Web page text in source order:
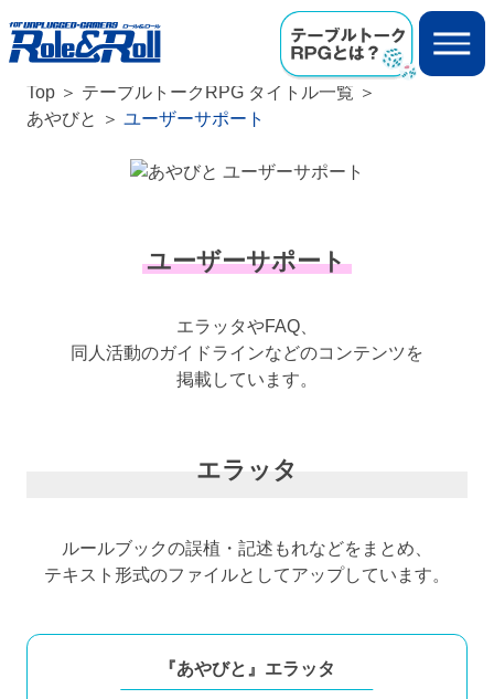
Top
テーブルトークRPG タイトル一覧
あやびと
ユーザーサポート
ユーザーサポート
エラッタやFAQ、
同人活動のガイドラインなどのコンテンツを
掲載しています。
エラッタ
ルールブックの誤植・記述もれなどをまとめ、
テキスト形式のファイルとしてアップしています。
『あやびと』エラッタ